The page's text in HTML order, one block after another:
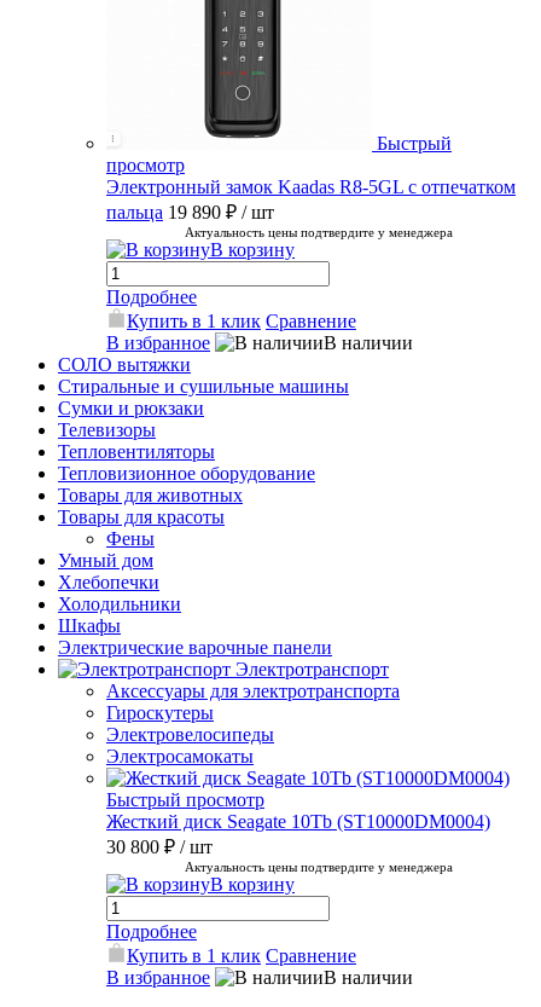
Быстрый
просмотр
Электронный замок Kaadas R8-5GL с отпечатком
пальца 19 890 ₽ / шт
Актуальность цены подтвердите у менеджера
В корзину
Подробнее
Купить в 1 клик Сравнение
В избранное
В наличии
СОЛО вытяжки
Стиральные и сушильные машины
Сумки и рюкзаки
Телевизоры
Тепловентиляторы
Тепловизионное оборудование
Товары для животных
Товары для красоты
Фены
Умный дом
Хлебопечки
Холодильники
Шкафы
Электрические варочные панели
Электротранспорт
Аксессуары для электротранспорта
Гироскутеры
Электровелосипеды
Электросамокаты
Быстрый просмотр
Жесткий диск Seagate 10Tb (ST10000DM0004)
30 800 ₽ / шт
Актуальность цены подтвердите у менеджера
В корзину
Подробнее
Купить в 1 клик Сравнение
В избранное
В наличии